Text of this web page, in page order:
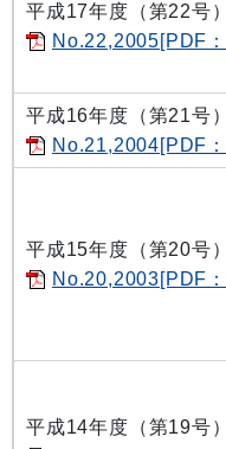
平成17年度（第22号）
No.22,2005[PDF
平成16年度（第21号）
No.21,2004[PDF
平成15年度（第20号）
No.20,2003[PDF
平成14年度（第19号）